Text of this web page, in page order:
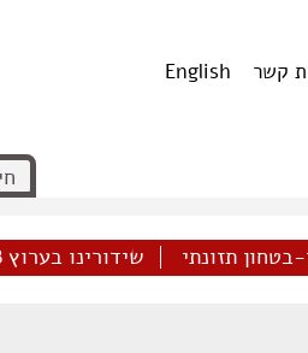
קשר English
בטחון תזונתי שידורינו בערוץ 98